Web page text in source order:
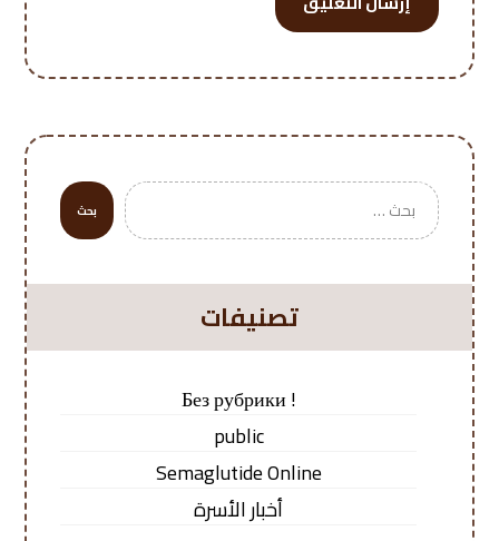
بحث
تصنيفات
! Без рубрики
public
Semaglutide Online
أخبار الأسرة